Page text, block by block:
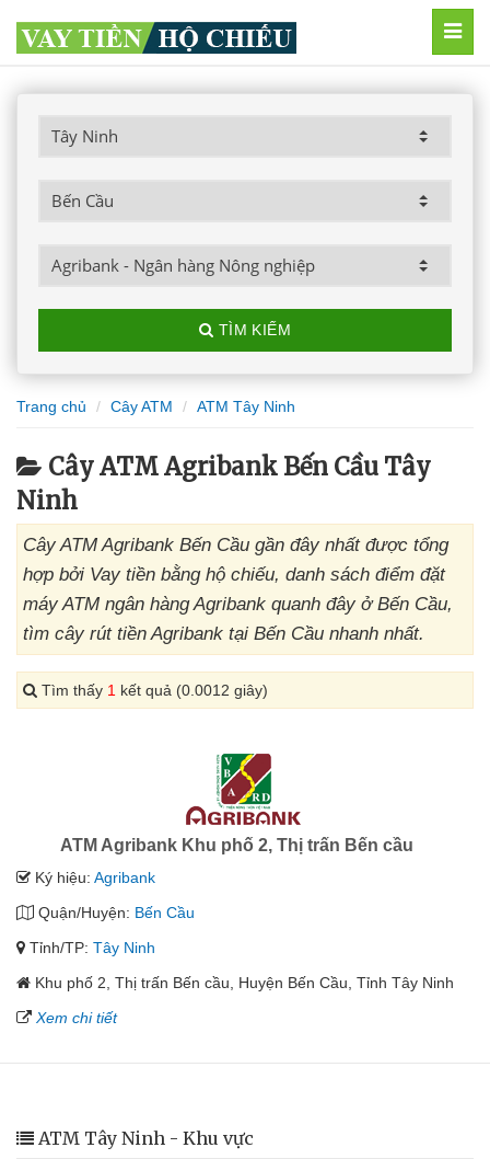
TÌM KIẾM
Trang chủ Cây ATM ATM Tây Ninh
Cây ATM Agribank Bến Cầu Tây
Ninh
Cây ATM Agribank Bến Cầu gần đây nhất được tổng
hợp bởi Vay tiền bằng hộ chiếu, danh sách điểm đặt
máy ATM ngân hàng Agribank quanh đây ở Bến Cầu,
tìm cây rút tiền Agribank tại Bến Cầu nhanh nhất.
Tìm thấy 1 kết quả (0.0012 giây)
ATM Agribank Khu phố 2, Thị trấn Bến cầu
Ký hiệu: Agribank
Quận/Huyện: Bến Cầu
Tỉnh/TP: Tây Ninh
Khu phố 2, Thị trấn Bến cầu, Huyện Bến Cầu, Tỉnh Tây Ninh
Xem chi tiết
ATM Tây Ninh - Khu vực